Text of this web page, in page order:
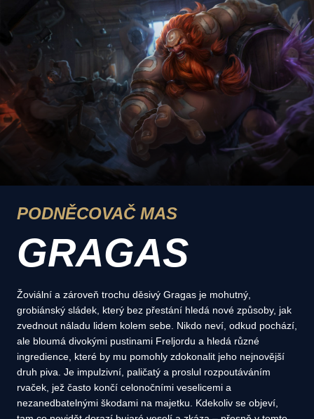
PODNĚCOVAČ MAS
GRAGAS
Žoviální a zároveň trochu děsivý Gragas je mohutný,
grobiánský sládek, který bez přestání hledá nové způsoby, jak
zvednout náladu lidem kolem sebe. Nikdo neví, odkud pochází,
ale bloumá divokými pustinami Freljordu a hledá různé
ingredience, které by mu pomohly zdokonalit jeho nejnovější
druh piva. Je impulzivní, paličatý a proslul rozpoutáváním
rvaček, jež často končí celonočními veselicemi a
nezanedbatelnými škodami na majetku. Kdekoliv se objeví,